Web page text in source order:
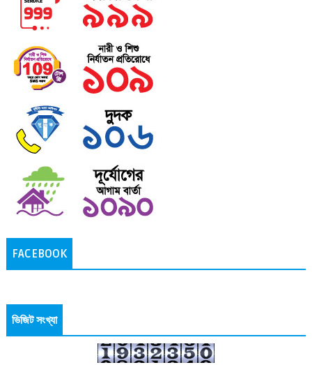
FACEBOOK
ভিজিট সংখ্যা